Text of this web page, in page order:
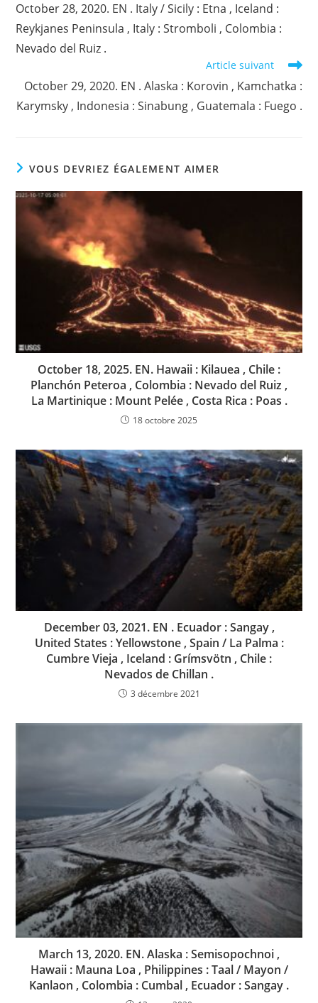
articles
October 28, 2020. EN . Italy / Sicily : Etna , Iceland :
Reykjanes Peninsula , Italy : Stromboli , Colombia :
Nevado del Ruiz .
Article suivant
October 29, 2020. EN . Alaska : Korovin , Kamchatka :
Karymsky , Indonesia : Sinabung , Guatemala : Fuego .
VOUS DEVRIEZ ÉGALEMENT AIMER
October 18, 2025. EN. Hawaii : Kilauea , Chile :
Planchón Peteroa , Colombia : Nevado del Ruiz ,
La Martinique : Mount Pelée , Costa Rica : Poas .
18 octobre 2025
December 03, 2021. EN . Ecuador : Sangay ,
United States : Yellowstone , Spain / La Palma :
Cumbre Vieja , Iceland : Grímsvötn , Chile :
Nevados de Chillan .
3 décembre 2021
March 13, 2020. EN. Alaska : Semisopochnoi ,
Hawaii : Mauna Loa , Philippines : Taal / Mayon /
Kanlaon , Colombia : Cumbal , Ecuador : Sangay .